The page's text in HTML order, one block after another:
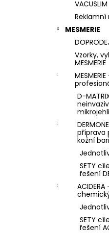
MESMERIE
Vzorky,
MESMERIE
D-
příprava
kožní
SETY
řešení
SETY
řešení